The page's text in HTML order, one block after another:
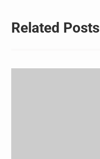
Related Posts